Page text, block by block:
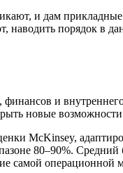
и дам
наводить порядок в
и
новые возможности
McKinsey,
80–90%. Средний
самой операционной